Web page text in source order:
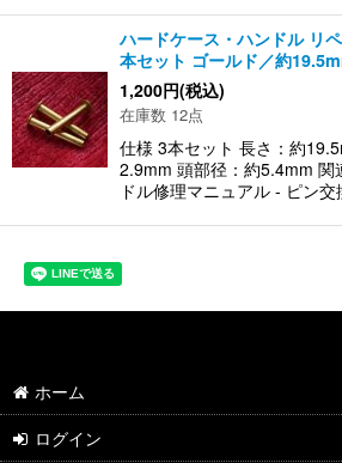
ハードケース・ハンドル リ
本セット ゴールド／約
1,200円(税込)
在庫数 12点
仕様 3本セット 長さ：約
2.9mm 頭部径：約5.4mm 関
ドル修理マニュアル - ピン交
ホーム
ログイン